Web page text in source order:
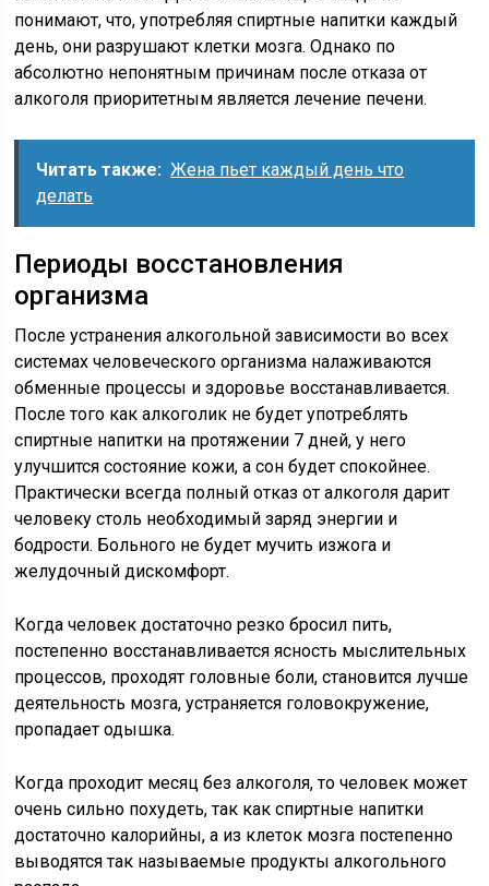
понимают, что, употребляя спиртные напитки каждый
день, они разрушают клетки мозга. Однако по
абсолютно непонятным причинам после отказа от
алкоголя приоритетным является лечение печени.
Читать также: Жена пьет каждый день что
делать
Периоды восстановления
организма
После устранения алкогольной зависимости во всех
системах человеческого организма налаживаются
обменные процессы и здоровье восстанавливается.
После того как алкоголик не будет употреблять
спиртные напитки на протяжении 7 дней, у него
улучшится состояние кожи, а сон будет спокойнее.
Практически всегда полный отказ от алкоголя дарит
человеку столь необходимый заряд энергии и
бодрости. Больного не будет мучить изжога и
желудочный дискомфорт.
Когда человек достаточно резко бросил пить,
постепенно восстанавливается ясность мыслительных
процессов, проходят головные боли, становится лучше
деятельность мозга, устраняется головокружение,
пропадает одышка.
Когда проходит месяц без алкоголя, то человек может
очень сильно похудеть, так как спиртные напитки
достаточно калорийны, а из клеток мозга постепенно
выводятся так называемые продукты алкогольного